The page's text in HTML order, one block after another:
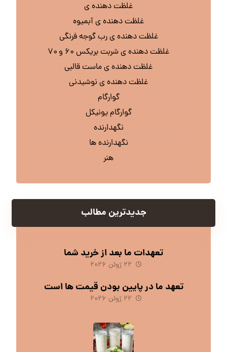
غلظت دهنده ی
غلظت دهنده ی آبمیوه
غلظت دهنده ی رب گوجه فرنگی
غلظت دهنده ی شربت بریکس ۶۰ و ۷۰
غلظت دهنده ی ماست قالبی
غلظت دهنده ی نوشیدنی
گوارگام
گوارگام یونیکل
نگهدارنده
نگهدارنده ها
هنر
جدیدترین مطالب
تعهدات ما بعد از خرید شما
۲۲ ژوئن ۲۰۲۶
تعهد ما در پایین بودن قیمت ها است
۲۲ ژوئن ۲۰۲۶